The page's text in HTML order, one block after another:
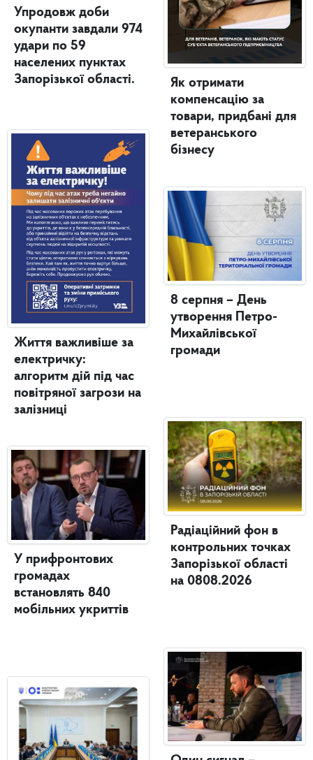
Упродовж доби
окупанти завдали 974
удари по 59
населених пунктах
Запорізької області.
Життя важливіше за
електричку:
алгоритм дій під час
повітряної загрози на
залізниці
У прифронтових
громадах
встановлять 840
мобільних укриттів
Як отримати
компенсацію за
товари, придбані для
ветеранського
бізнесу
8 серпня – День
утворення Петро-
Михайлівської
громади
Радіаційний фон в
контрольних точках
Запорізької області
на 0808.2026